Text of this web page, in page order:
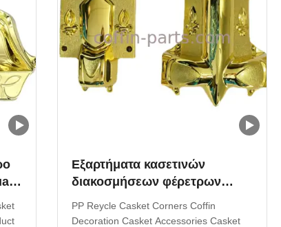
Εξαρτήματα κασετινών
διακοσμήσεων φέρετρων
γωνιών κασετινών PP Reycle
PP Reycle Casket Corners Coffin
Decoration Casket Accessories Casket